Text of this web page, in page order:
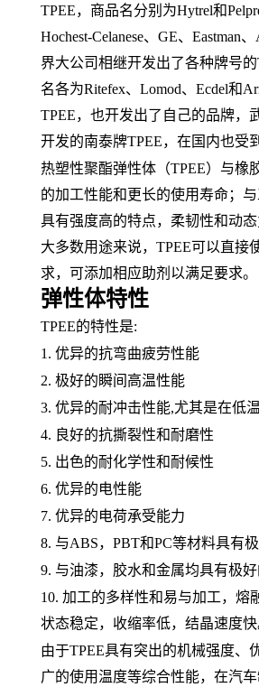
TPEE， 商品名分别为Hytrel和
Hochest-Celanese、 GE、 Eastman
界大公司相继开发出了各种牌号
名各为Ritefex、Lomod、Ecdel和
TPEE，也开发出了自己的品牌，
开发的南泰牌TPEE，在国内也受
热塑性聚酯弹性体（TPEE）与橡
的加工性能和更长的使用寿命；
具有强度高的特点， 柔韧性和动
大多数用途来说， TPEE可以直接
求，可添加相应助剂以满足要求。
弹性体特性
TPEE的特性是:
1. 优异的抗弯曲疲劳性能
2. 极好的瞬间高温性能
3. 优异的耐冲击性能,尤其是在低
4. 良好的抗撕裂性和耐磨性
5. 出色的耐化学性和耐候性
6. 优异的电性能
7. 优异的电荷承受能力
8. 与ABS， PBT和PC等材料具有
9. 与油漆，胶水和金属均具有极
10. 加工的多样性和易与加工， 熔
状态稳定， 收缩率低，结晶速度快
由于TPEE具有突出的机械强度、
广的使用温度等综合性能，在汽车